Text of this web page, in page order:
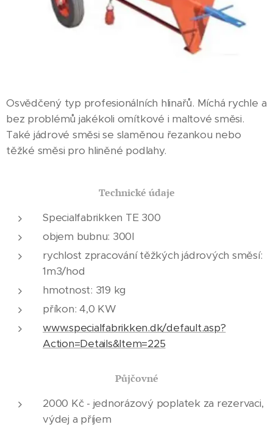
Osvědčený typ profesionálních hlinařů. Míchá rychle a
bez problémů jakékoli omítkové i maltové směsi.
Také jádrové směsi se slaměnou řezankou nebo
těžké směsi pro hliněné podlahy.
Technické údaje
Specialfabrikken TE 300
objem bubnu: 300l
rychlost zpracování těžkých jádrových směsí:
1m3/hod
hmotnost: 319 kg
příkon: 4,0 KW
www.specialfabrikken.dk/default.asp?
Action=Details&Item=225
Půjčovné
2000 Kč - jednorázový poplatek za rezervaci,
výdej a příjem